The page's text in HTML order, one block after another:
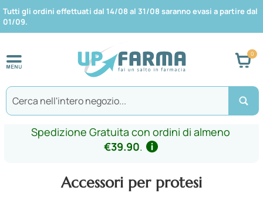
Tutti gli ordini effettuati dal 14/08 al 31/08 saranno evasi a partire dal
01/09.
Spedizione Gratuita con ordini di almeno
€39.90.
Accessori per protesi